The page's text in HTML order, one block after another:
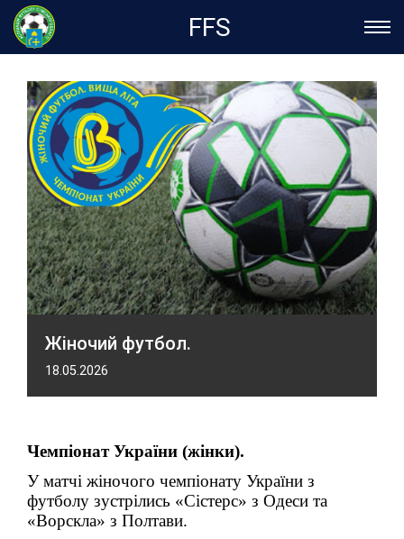
FFS
Жіночий футбол.
18.05.2026
Чемпіонат України (жінки).
У матчі жіночого чемпіонату України з
футболу зустрілись «Сістерс» з Одеси та
«Ворскла» з Полтави.